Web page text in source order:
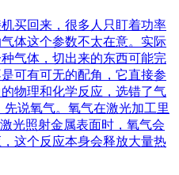
买回来，很多人只盯着功率
体这个参数不太在意。实际
气体，切出来的东西可能完
可有可无的配角，它直接参
物理和化学反应，选错了气
说氧气。氧气在激光加工里
光照射金属表面时，氧气会
这个反应本身会释放大量热